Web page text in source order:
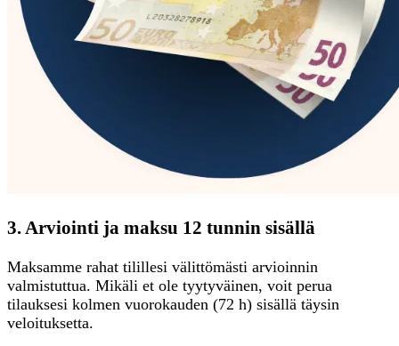
3. Arviointi ja maksu 12 tunnin sisällä
Maksamme rahat tilillesi välittömästi arvioinnin
valmistuttua. Mikäli et ole tyytyväinen, voit perua
tilauksesi kolmen vuorokauden (72 h) sisällä täysin
veloituksetta.